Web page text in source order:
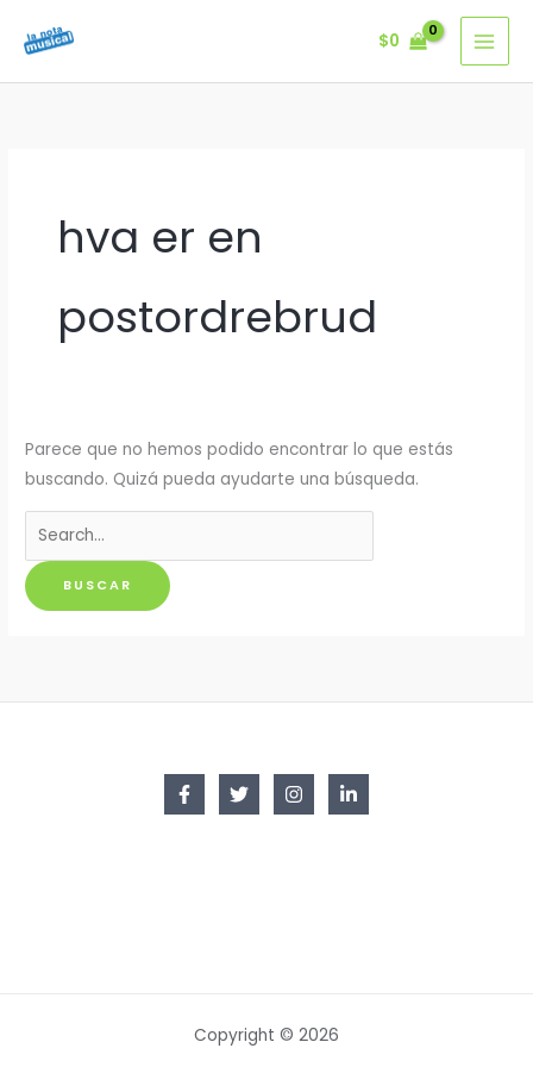
$0
hva er en
postordrebrud
Parece que no hemos podido encontrar lo que estás
buscando. Quizá pueda ayudarte una búsqueda.
Buscar
por:
Copyright © 2026